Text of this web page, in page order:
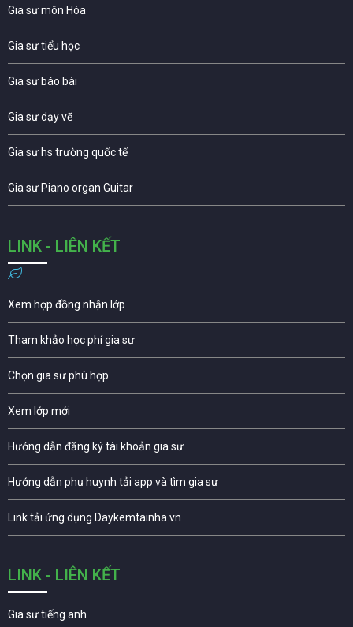
Gia sư môn Hóa
Gia sư tiểu học
Gia sư báo bài
Gia sư dạy vẽ
Gia sư hs trường quốc tế
Gia sư Piano organ Guitar
LINK - LIÊN KẾT
Xem hợp đồng nhận lớp
Tham khảo học phí gia sư
Chọn gia sư phù hợp
Xem lớp mới
Hướng dẫn đăng ký tài khoản gia sư
Hướng dẫn phụ huynh tải app và tìm gia sư
Link tải ứng dụng Daykemtainha.vn
LINK - LIÊN KẾT
Gia sư tiếng anh